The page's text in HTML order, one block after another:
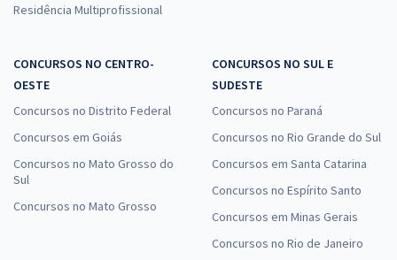
Residência Multiprofissional
CONCURSOS NO CENTRO-
OESTE
Concursos no Distrito Federal
Concursos em Goiás
Concursos no Mato Grosso do
Sul
Concursos no Mato Grosso
CONCURSOS NO SUL E
SUDESTE
Concursos no Paraná
Concursos no Rio Grande do Sul
Concursos em Santa Catarina
Concursos no Espírito Santo
Concursos em Minas Gerais
Concursos no Rio de Janeiro